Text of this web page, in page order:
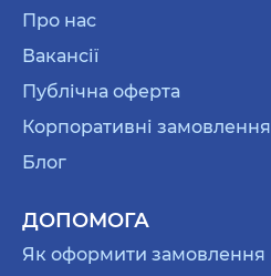
Про нас
Вакансії
Публічна оферта
Корпоративні замовлення
Блог
ДОПОМОГА
Як оформити замовлення